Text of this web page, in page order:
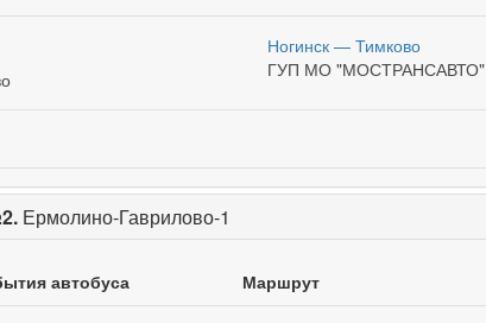
Ногинск — Тимково
ГУП МО "МОСТРАНСАВТО"
Ермолино-Гаврилово-1
автобуса Маршрут